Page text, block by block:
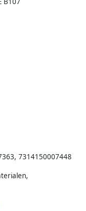
, 7314150007448